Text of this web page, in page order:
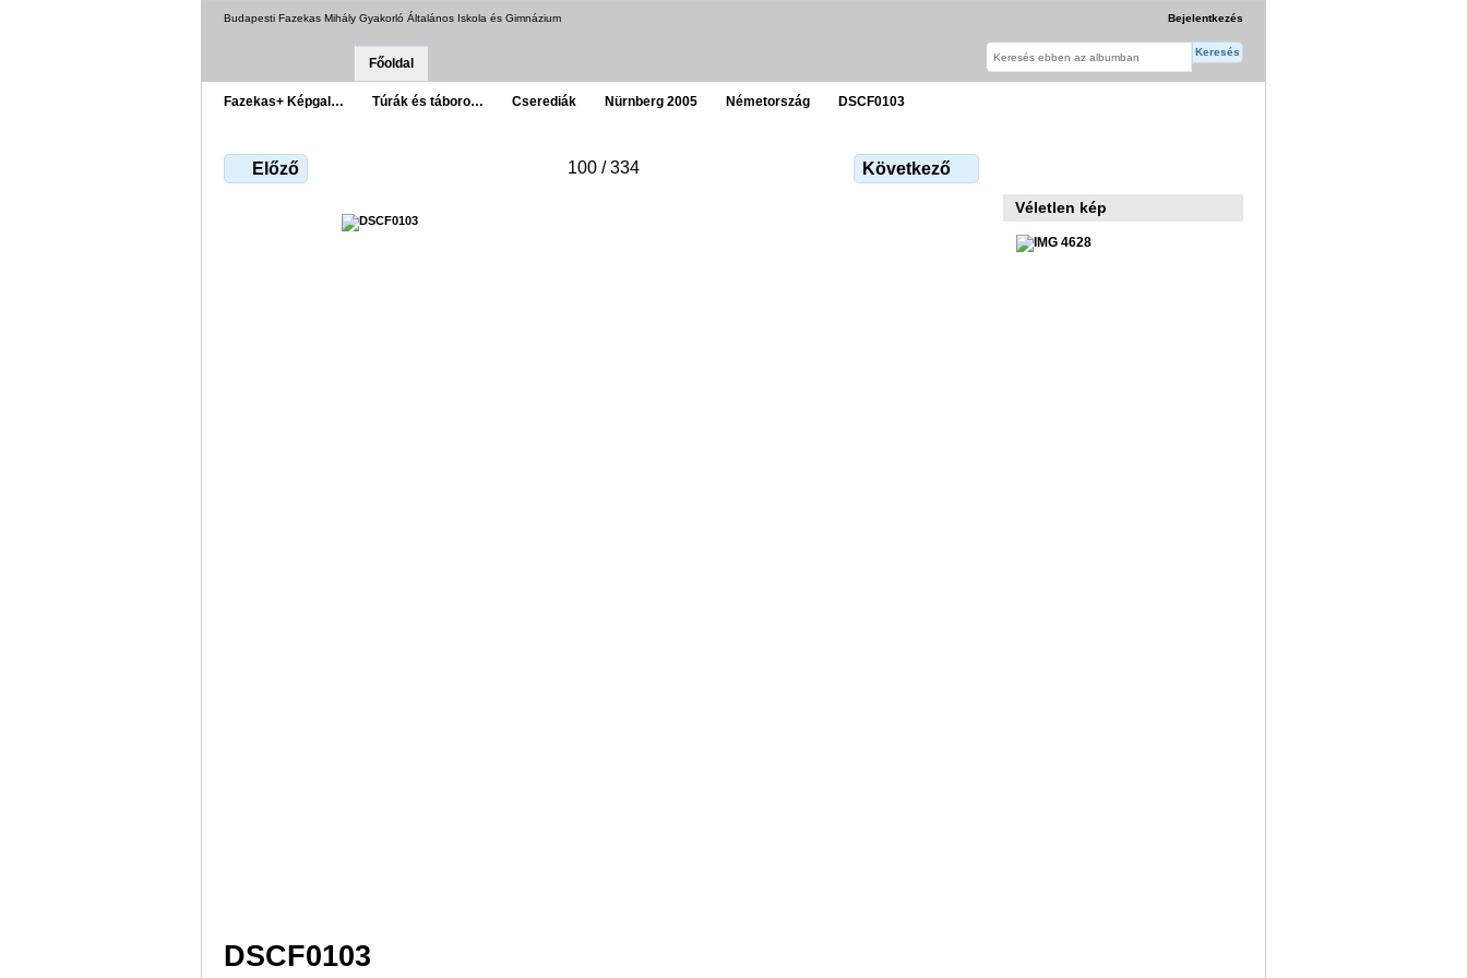
Budapesti Fazekas Mihály Gyakorló Általános Iskola és Gimnázium Bejelentkezés
Főoldal
Fazekas+ Képgal… Túrák és táboro… Cserediák Nürnberg 2005 Németország DSCF0103
Előző 100 / 334 Következő
DSCF0103
Véletlen kép